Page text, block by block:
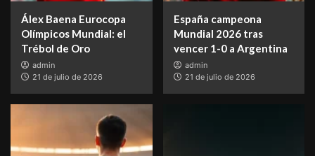
Álex Baena Eurocopa
Olímpicos Mundial: el
Trébol de Oro
admin
21 de julio de 2026
España campeona
Mundial 2026 tras
vencer 1-0 a Argentina
admin
21 de julio de 2026